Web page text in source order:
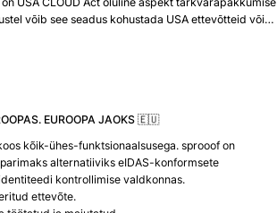
võib see seadus kohustada USA ettevõtteid või…
EUROOPA JAOKS 🇪🇺
kõik-ühes-funktsionaalsusega. sprooof on
alternatiiviks eIDAS-konformsete
kontrollimise valdkonnas.
ettevõte.